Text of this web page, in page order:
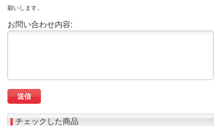
願いします。
お問い合わせ内容:
チェックした商品